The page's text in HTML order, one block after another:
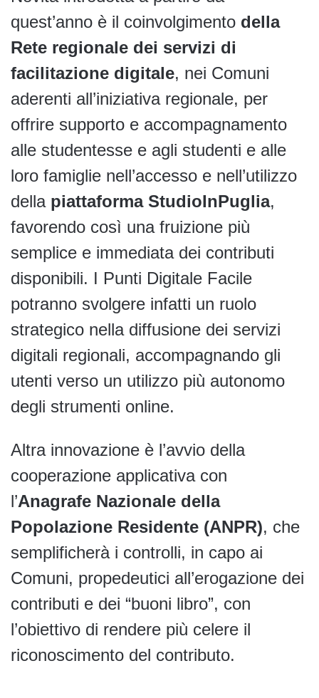
quest’anno è il coinvolgimento della
Rete regionale dei servizi di
facilitazione digitale, nei Comuni
aderenti all’iniziativa regionale, per
offrire supporto e accompagnamento
alle studentesse e agli studenti e alle
loro famiglie nell’accesso e nell’utilizzo
della piattaforma StudioInPuglia,
favorendo così una fruizione più
semplice e immediata dei contributi
disponibili. I Punti Digitale Facile
potranno svolgere infatti un ruolo
strategico nella diffusione dei servizi
digitali regionali, accompagnando gli
utenti verso un utilizzo più autonomo
degli strumenti online.
Altra innovazione è l’avvio della
cooperazione applicativa con
l’Anagrafe Nazionale della
Popolazione Residente (ANPR), che
semplificherà i controlli, in capo ai
Comuni, propedeutici all’erogazione dei
contributi e dei “buoni libro”, con
l’obiettivo di rendere più celere il
riconoscimento del contributo.